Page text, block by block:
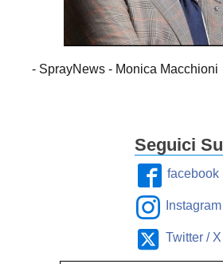
- SprayNews - Monica Macchioni
Seguici Su
facebook
Instagram
Twitter / X